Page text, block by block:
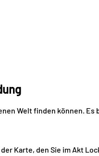
Welt finden können.
Karte, den Sie im Akt